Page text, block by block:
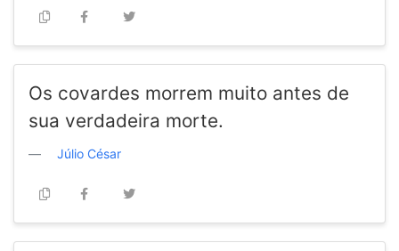
Os covardes morrem muito antes de
sua verdadeira morte.
Júlio César